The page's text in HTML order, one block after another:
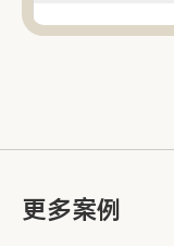
更多案例